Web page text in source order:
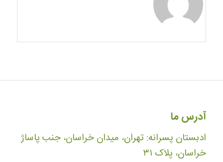
آدرس ما
ادبستان پسرانه: تهران، میدان خراسان، جنب پاساژ
خراسان، پلاک ۳۱